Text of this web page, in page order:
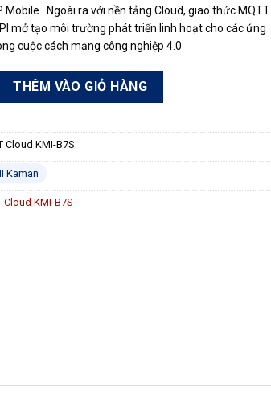
Mobile . Ngoài ra với nền tảng Cloud, giao thức MQTT
mở tạo môi trường phát triển linh hoạt cho các ứng
cuộc cách mạng công nghiệp 4.0
KMI-B7S số lượng
THÊM VÀO GIỎ HÀNG
Cloud KMI-B7S
Kaman
Cloud KMI-B7S